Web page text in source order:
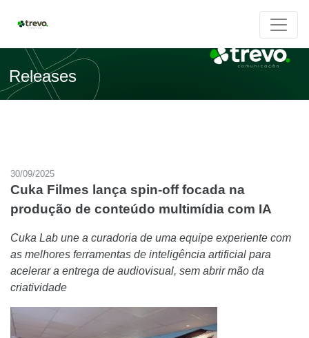
Releases
30/09/2025
Cuka Filmes lança spin-off focada na
produção de conteúdo multimídia com IA
Cuka Lab une a curadoria de uma equipe experiente com
as melhores ferramentas de inteligência artificial para
acelerar a entrega de audiovisual, sem abrir mão da
criatividade